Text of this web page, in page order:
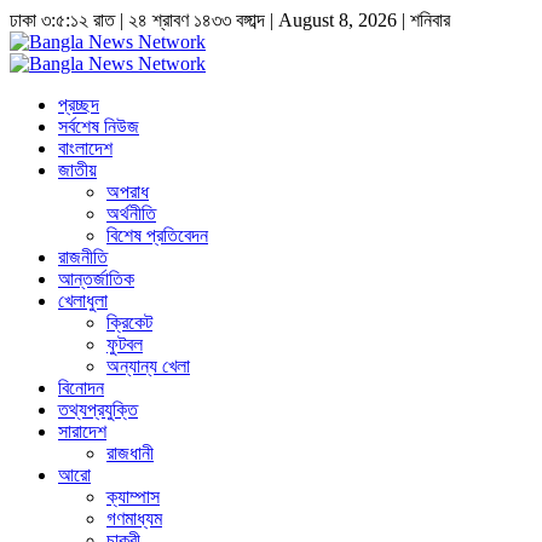
ঢাকা ৩:৫:১৩ রাত| ২৪ শ্রাবণ ১৪৩৩ বঙ্গাব্দ | August 8, 2026 | শনিবার
প্রচ্ছদ
সর্বশেষ নিউজ
বাংলাদেশ
জাতীয়
অপরাধ
অর্থনীতি
বিশেষ প্রতিবেদন
রাজনীতি
আন্তর্জাতিক
খেলাধুলা
ক্রিকেট
ফুটবল
অন্যান্য খেলা
বিনোদন
তথ্যপ্রযুক্তি
সারাদেশ
রাজধানী
আরো
ক্যাম্পাস
গণমাধ্যম